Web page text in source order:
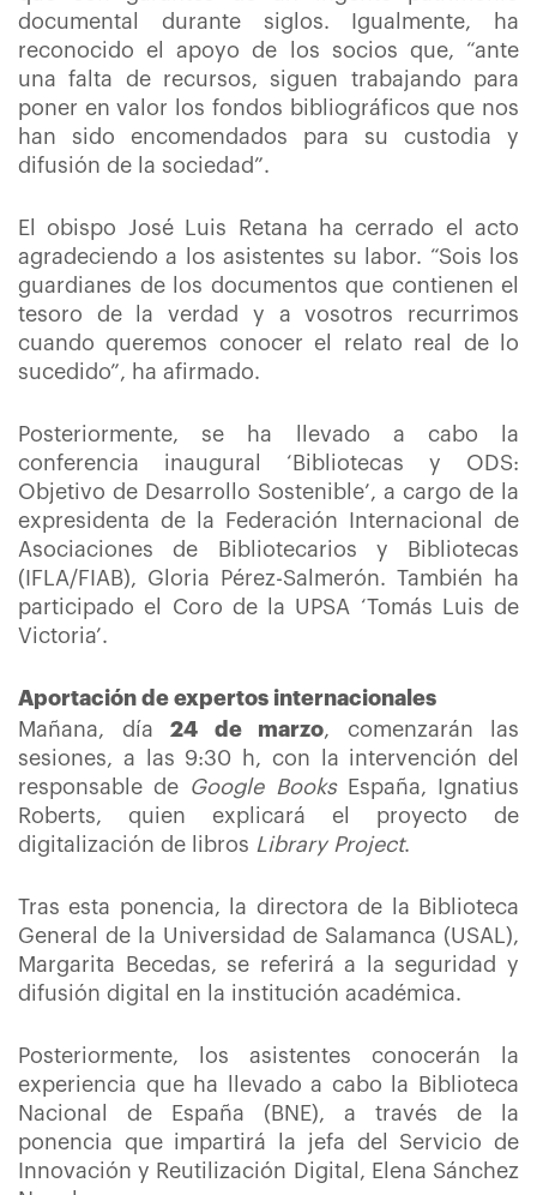
documental durante siglos. Igualmente, ha
reconocido el apoyo de los socios que, “ante
una falta de recursos, siguen trabajando para
poner en valor los fondos bibliográficos que nos
han sido encomendados para su custodia y
difusión de la sociedad”.
El obispo José Luis Retana ha cerrado el acto
agradeciendo a los asistentes su labor. “Sois los
guardianes de los documentos que contienen el
tesoro de la verdad y a vosotros recurrimos
cuando queremos conocer el relato real de lo
sucedido”, ha afirmado.
Posteriormente, se ha llevado a cabo la
conferencia inaugural ‘Bibliotecas y ODS:
Objetivo de Desarrollo Sostenible’, a cargo de la
expresidenta de la Federación Internacional de
Asociaciones de Bibliotecarios y Bibliotecas
(IFLA/FIAB), Gloria Pérez-Salmerón. También ha
participado el Coro de la UPSA ‘Tomás Luis de
Victoria’.
Aportación de expertos internacionales
Mañana, día 24 de marzo, comenzarán las
sesiones, a las 9:30 h, con la intervención del
responsable de Google BooksEspaña, Ignatius
Roberts, quien explicará el proyecto de
digitalización de libros Library Project.
Tras esta ponencia, la directora de la Biblioteca
General de la Universidad de Salamanca (USAL),
Margarita Becedas, se referirá a la seguridad y
difusión digital en la institución académica.
Posteriormente, los asistentes conocerán la
experiencia que ha llevado a cabo la Biblioteca
Nacional de España (BNE), a través de la
ponencia que impartirá la jefa del Servicio de
Innovación y Reutilización Digital, Elena Sánchez